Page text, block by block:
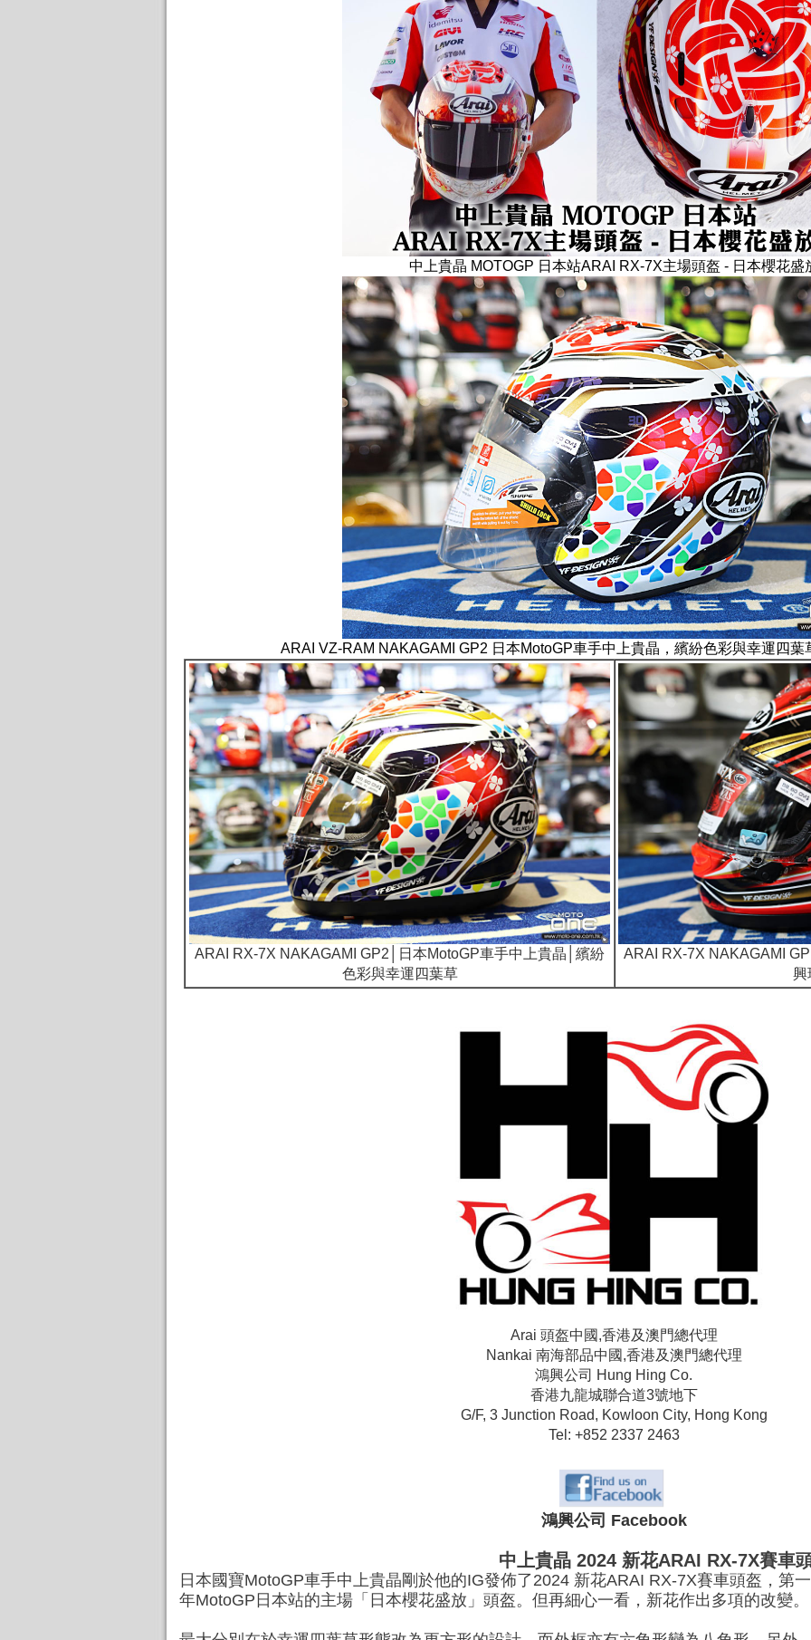
中上貴晶 MOTOGP 日本站ARAI RX-7X主場頭盔 - 日本櫻花盛
ARAI VZ-RAM NAKAGAMI GP2 日本MotoGP車手中上貴晶，繽紛色彩與幸運四葉
ARAI RX-7X NAKAGAMI GP2│日本MotoGP車手中上貴晶│繽紛
色彩與幸運四葉草
ARAI RX-7X NAKAGAMI
興
Arai 頭盔中國,香港及澳門總代理
Nankai 南海部品中國,香港及澳門總代理
鴻興公司 Hung Hing Co.
香港九龍城聯合道3號地下
G/F, 3 Junction Road, Kowloon City, Hong Kong
Tel: +852 2337 2463
鴻興公司 Facebook
中上貴晶 2024 新花ARAI RX-7X賽車
日本國寶MotoGP車手中上貴晶剛於他的IG發佈了2024 新花ARAI RX-7X賽車頭盔，第
年MotoGP日本站的主場「日本櫻花盛放」頭盔。但再細心一看，新花作出多項的改變。